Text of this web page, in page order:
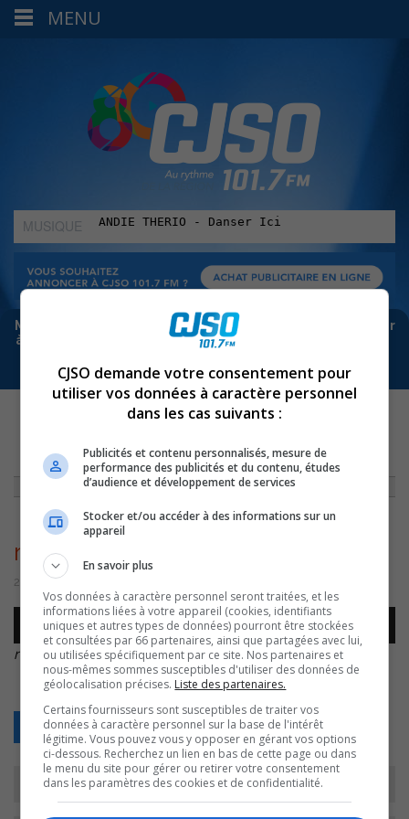
MUSIQUE
:
Meta bloque les infos sur Facebook. Pour ne rien manquer
à Sorel-Tracy et la région, abonne-toi à notre infolettre :
ENTREVUES»VINO AGRO MUSICAL» RACHEL-DOYON-
VINOAGRO-MUSICAL
rachel-doyon-vinoagro-musical
20 septembre 2016 | Par Équipe CJSO
Lecteur
audio
00:00
rachel-doyon-vinoagro-musical.
Retour
MENU
CJSO demande votre consentement pour
utiliser vos données à caractère personnel
dans les cas suivants :
Publicités et contenu personnalisés, mesure de
performance des publicités et du contenu, études
d’audience et développement de services
Stocker et/ou accéder à des informations sur un
appareil
En savoir plus
Vos données à caractère personnel seront traitées, et les
informations liées à votre appareil (cookies, identifiants
uniques et autres types de données) pourront être stockées
et consultées par 66 partenaires, ainsi que partagées avec lui,
ou utilisées spécifiquement par ce site. Nos partenaires et
nous-mêmes sommes susceptibles d'utiliser des données de
géolocalisation précises. Liste des partenaires.
Certains fournisseurs sont susceptibles de traiter vos
données à caractère personnel sur la base de l'intérêt
légitime. Vous pouvez vous y opposer en gérant vos options
ci-dessous. Recherchez un lien en bas de cette page ou dans
le menu du site pour gérer ou retirer votre consentement
dans les paramètres des cookies et de confidentialité.